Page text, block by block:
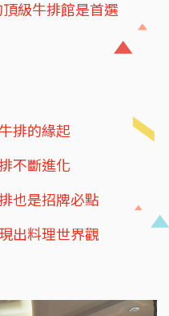
級牛排館是首選
排的緣起
不斷進化
也是招牌必點
出料理世界觀